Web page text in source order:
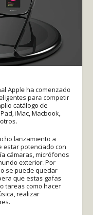
Apple ha comenzado
para competir
catálogo de
iMac, Macbook,
lanzamiento a
estar potenciado con
cámaras, micrófonos
exterior. Por
se puede quedar
que estas gafas
tareas como hacer
realizar